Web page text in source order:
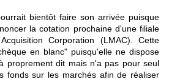
bientôt faire son arrivée puisque
la cotation prochaine d'une filiale
Corporation (LMAC). Cette
en blanc" puisqu'elle ne dispose
proprement dit mais n'a pas pour seul
fonds sur les marchés afin de réaliser